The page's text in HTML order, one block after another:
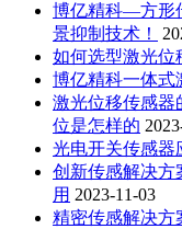
博亿精科—方形
景抑制技术！
如何选型激光位
博亿精科一体式
激光位移传感器
位是怎样的
光电开关传感器
创新传感解决方
用 2023-11-03
精密传感解决方